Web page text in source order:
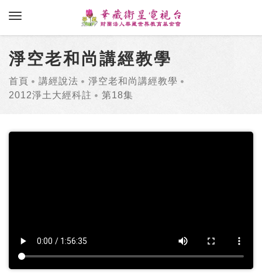
toggle navigation
淨空老和尚講經教學
首頁 講經說法
淨空老和尚講經教學
2012淨土大經科註
第18集